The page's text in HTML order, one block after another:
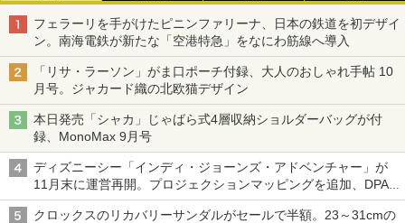
フェラーリを手がけたピニンファリーナ、日本の鉄道を初デザイ
ン。南海電鉄が新たな「空港特急」をなにわ筋線へ導入
「リサ・ラーソン」がま口ポーチ付録、大人のおしゃれ手帖 10
月号。ジャカード織の北欧猫デザイン
本日発売「シャカ」じゃばら式4層収納ショルダーバッグが付
録、MonoMax 9月号
ディズニーシー「インディ・ジョーンズ・アドベンチャー」が
11月末に運営再開。プロジェクションマッピングを追加、DPA
は1500円
クロックスのリカバリーサンダルがセールで半額。23～31cmの